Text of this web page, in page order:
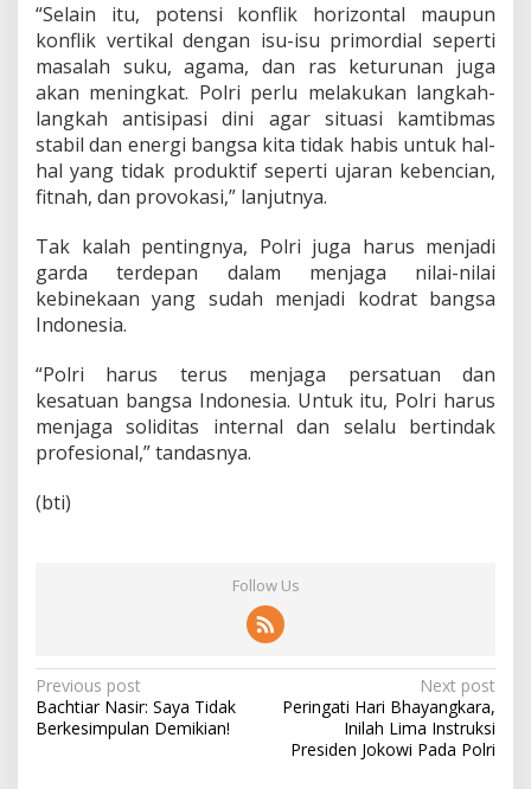
“Selain itu, potensi konflik horizontal maupun
konflik vertikal dengan isu-isu primordial seperti
masalah suku, agama, dan ras keturunan juga
akan meningkat. Polri perlu melakukan langkah-
langkah antisipasi dini agar situasi kamtibmas
stabil dan energi bangsa kita tidak habis untuk hal-
hal yang tidak produktif seperti ujaran kebencian,
fitnah, dan provokasi,” lanjutnya.
Tak kalah pentingnya, Polri juga harus menjadi
garda terdepan dalam menjaga nilai-nilai
kebinekaan yang sudah menjadi kodrat bangsa
Indonesia.
“Polri harus terus menjaga persatuan dan
kesatuan bangsa Indonesia. Untuk itu, Polri harus
menjaga soliditas internal dan selalu bertindak
profesional,” tandasnya.
(bti)
Follow Us
P
o
Previous post
Bachtiar Nasir: Saya Tidak
Berkesimpulan Demikian!
Next post
Peringati Hari Bhayangkara,
Inilah Lima Instruksi
Presiden Jokowi Pada Polri